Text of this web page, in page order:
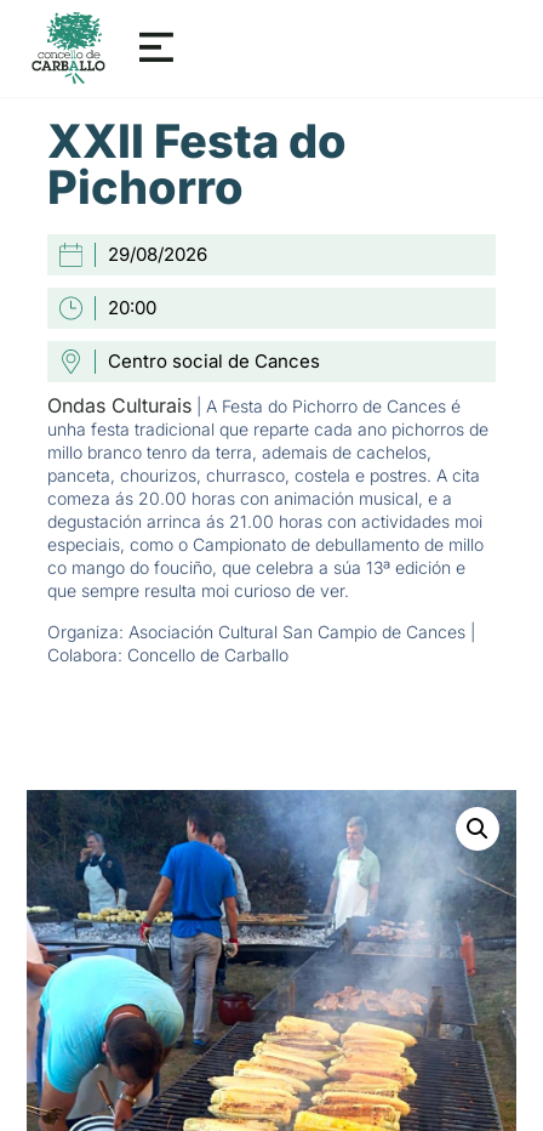
XXII Festa do
Pichorro
29/08/2026
20:00
Centro social de Cances
Ondas Culturais| A Festa do Pichorro de Cances é
unha festa tradicional que reparte cada ano pichorros de
millo branco tenro da terra, ademais de cachelos,
panceta, chourizos, churrasco, costela e postres. A cita
comeza ás 20.00 horas con animación musical, e a
degustación arrinca ás 21.00 horas con actividades moi
especiais, como o Campionato de debullamento de millo
co mango do fouciño, que celebra a súa 13ª edición e
que sempre resulta moi curioso de ver.
Organiza: Asociación Cultural San Campio de Cances |
Colabora: Concello de Carballo